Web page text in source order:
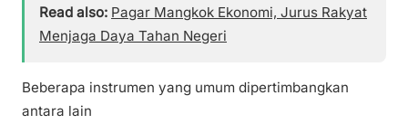
Read also: Pagar Mangkok Ekonomi, Jurus Rakyat
Menjaga Daya Tahan Negeri
Beberapa instrumen yang umum dipertimbangkan
antara lain